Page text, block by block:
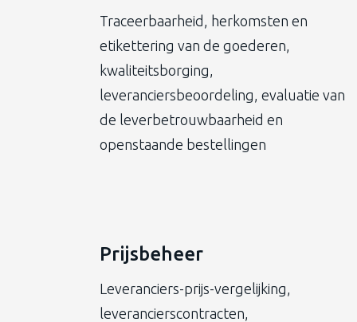
Traceerbaarheid, herkomsten en
etikettering van de goederen,
kwaliteitsborging,
leveranciersbeoordeling, evaluatie van
de leverbetrouwbaarheid en
openstaande bestellingen
Prijsbeheer
Leveranciers-prijs-vergelijking,
leverancierscontracten,